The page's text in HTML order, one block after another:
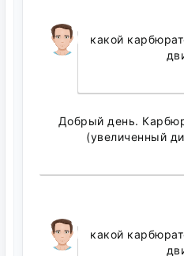
какой
Добрый день.
(увеличенный
какой